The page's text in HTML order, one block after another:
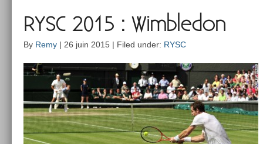
RYSC 2015 : Wimbledon
By Remy | 26 juin 2015 | Filed under: RYSC